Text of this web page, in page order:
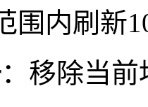
围内刷新
：移除当